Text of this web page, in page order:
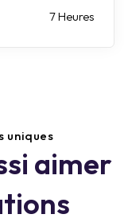
7 Heures
uniques
aimer